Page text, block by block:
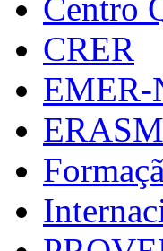
Centro
CRER
EMER-